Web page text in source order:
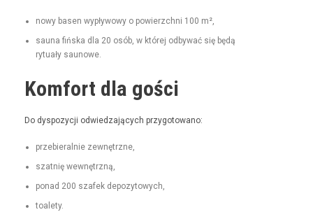
nowy basen wypły­wowy o powierzch­ni 100 m²,
sauna fińs­ka dla 20 osób, w której odby­wać się będą
rytu­ały saunowe.
Komfort dla gości
Do dys­pozy­cji odwiedza­ją­cych przygotowano:
prze­bier­al­nie zewnętrzne,
szat­nię wewnętrzną,
pon­ad 200 szafek depozytowych,
toale­ty.